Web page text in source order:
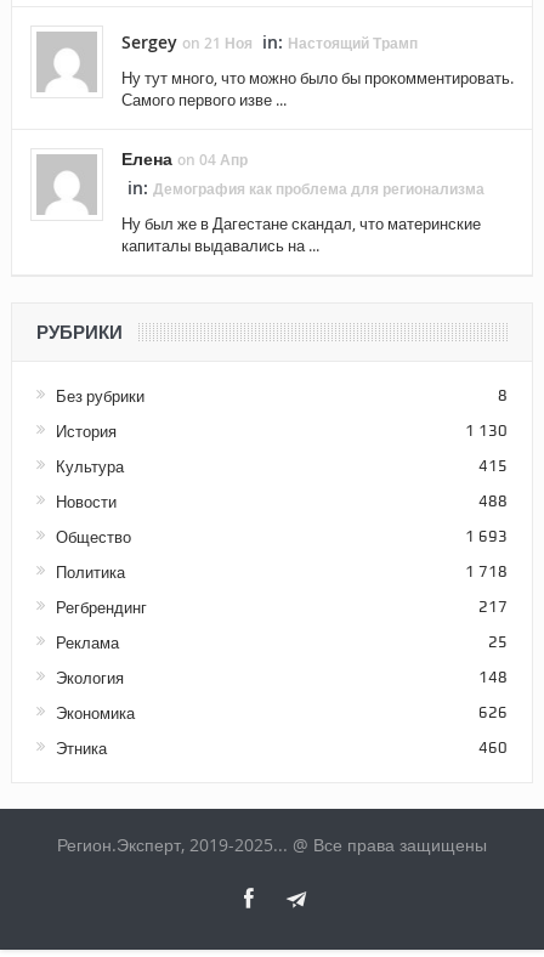
Sergey on 21 Ноя in: Настоящий Трамп
Ну тут много, что можно было бы прокомментировать.
Самого первого изве ...
Елена on 04 Апр
in: Демография как проблема для регионализма
Ну был же в Дагестане скандал, что материнские
капиталы выдавались на ...
РУБРИКИ
Без рубрики 8
История 1 130
Культура 415
Новости 488
Общество 1 693
Политика 1 718
Регбрендинг 217
Реклама 25
Экология 148
Экономика 626
Этника 460
Регион.Эксперт, 2019-2025... @ Все права защищены